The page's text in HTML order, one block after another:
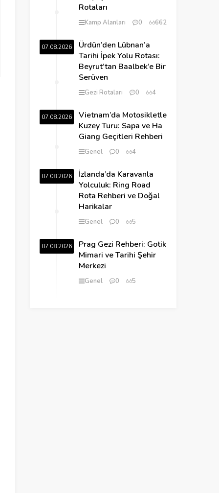
Rotaları
Kamp Alanları 0 662
07.08.2026
Ürdün’den Lübnan’a
Tarihi İpek Yolu Rotası:
Beyrut’tan Baalbek’e Bir
Serüven
Gezi Rotaları 0 4
07.08.2026
Vietnam’da Motosikletle
Kuzey Turu: Sapa ve Ha
Giang Geçitleri Rehberi
Genel 0 4
07.08.2026
İzlanda’da Karavanla
Yolculuk: Ring Road
Rota Rehberi ve Doğal
Harikalar
Genel 0 5
07.08.2026
Prag Gezi Rehberi: Gotik
Mimari ve Tarihi Şehir
Merkezi
Genel 0 5